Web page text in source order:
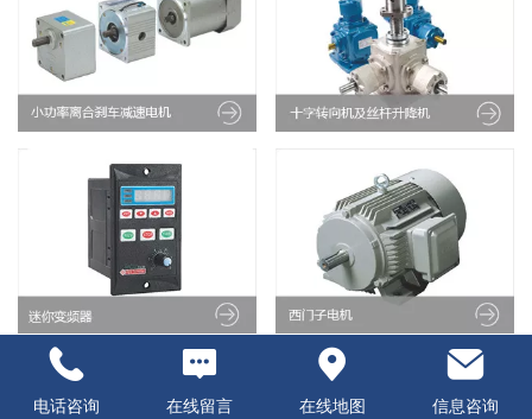
电话咨询 在线留言 在线地图 信息咨询